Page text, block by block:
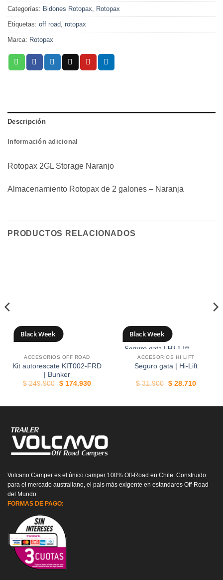
Categorías: Bidones Rotopax, Rotopax
Etiquetas: off road, rotopax
Marca: Rotopax
Descripción
Información adicional
Rotopax 2GL Storage Naranjo
Almacenamiento Rotopax de 2 galones – Naranja
PRODUCTOS RELACIONADOS
30%
Black Week
ACCESORIOS OFF ROAD
Kit autorescate KIT002-FRD
| Bunker
$249.900 El
$174.930El
10%
Black Week
ACCESORIOS HI LIFT
Seguro gata | Hi-Lift
$31.900 El
$28.710El
Volcano Camper es el único camper 100% Off-Road en Chile. Construido
para el mercado australiano, el pais más exigente en estandares Off-Road
del Mundo.
FORMAS DE PAGO: